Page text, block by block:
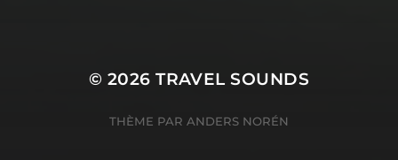
© 2026TRAVEL SOUNDS
THÈME PAR ANDERS NORÉN